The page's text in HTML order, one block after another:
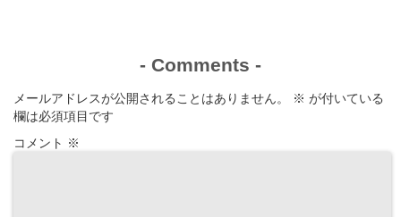
- Comments -
メールアドレスが公開されることはありません。 ※ が付いている
欄は必須項目です
コメント ※